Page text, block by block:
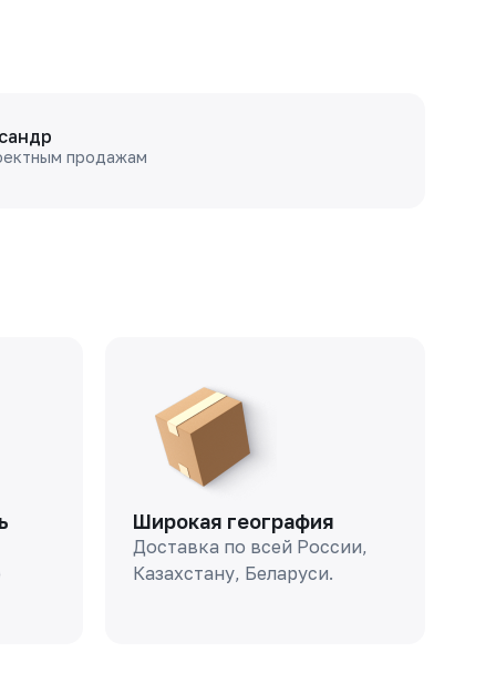
продажам
Широкая география
Доставка по всей России,
Казахстану, Беларуси.